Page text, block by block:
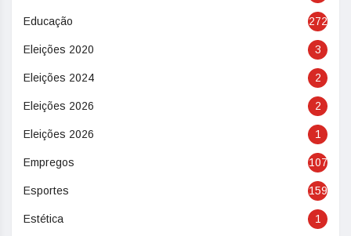
Educação 272
Eleições 2020 3
Eleições 2024 2
Eleições 2026 2
Eleições 2026 1
Empregos 107
Esportes 159
Estética 1